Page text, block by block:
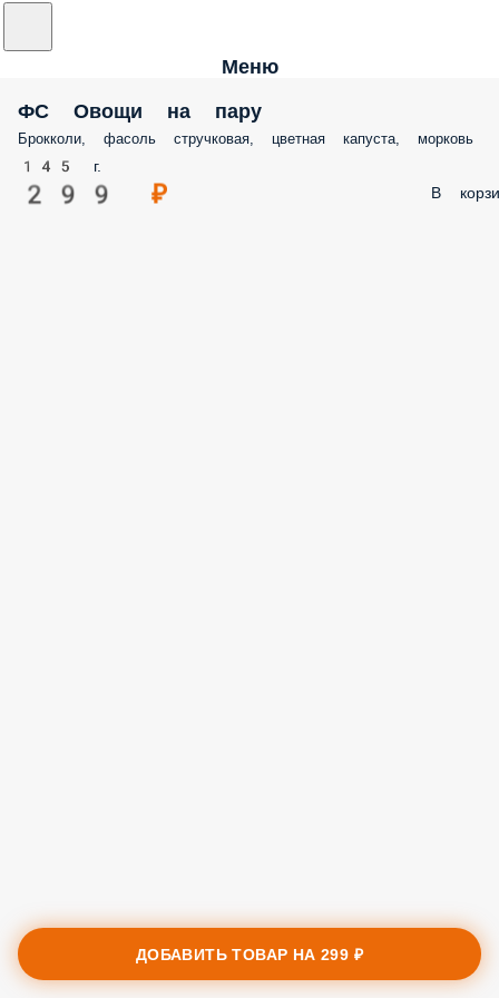
Меню
ФС Овощи на пару
Брокколи, фасоль стручковая, цветная капуста, морковь
145 г.
299 ₽ В
ДОБАВИТЬ ТОВАР НА299 ₽